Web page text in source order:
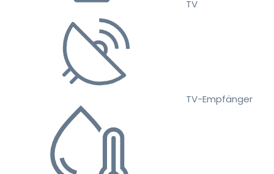
TV
TV-Empfänger